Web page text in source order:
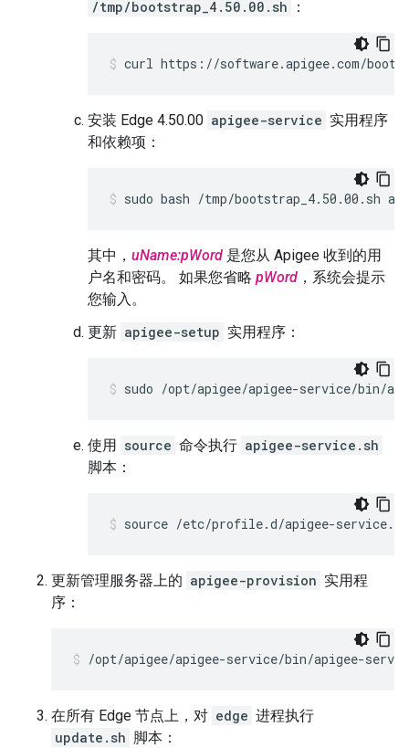
/tmp/bootstrap_4.50.00.sh
：
curl https://software.apigee.com/
安装 Edge 4.50.00 apigee-service 实用程序
和依赖项：
sudo bash /tmp/bootstrap_4.50.00.sh
其中， uName:pWord 是您从 Apigee 收到的用
户名和密码。 如果您省略 pWord ，系统会提示
您输入。
更新 apigee-setup 实用程序：
sudo /opt/apigee/apigee-service/bin/
使用 source 命令执行 apigee-service.sh
脚本：
source /etc/profile.d/apigee-service.sh
更新管理服务器上的 apigee-provision 实用程
序：
/opt/apigee/apigee-service/bin/apigee-
在所有 Edge 节点上，对 edge 进程执行
update.sh 脚本：